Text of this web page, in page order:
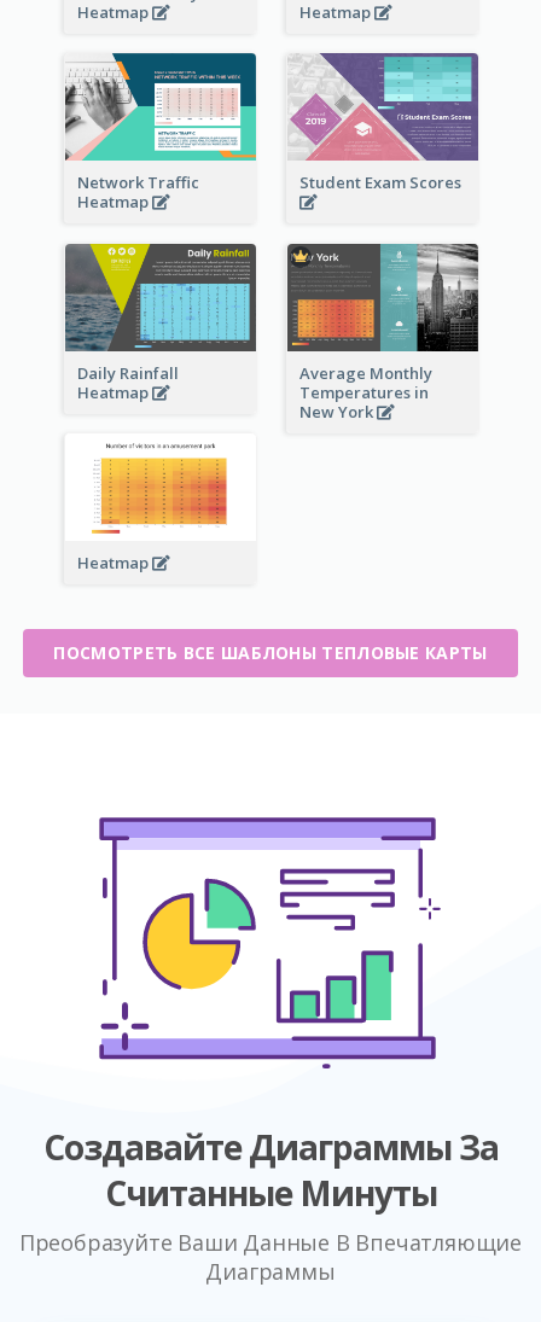
Heatmap
Heatmap
Network Traffic
Heatmap
Student Exam Scores
Daily Rainfall
Heatmap
Average Monthly
Temperatures in
New York
Heatmap
ПОСМОТРЕТЬ ВСЕ ШАБЛОНЫ ТЕПЛОВЫЕ КАРТЫ
Создавайте Диаграммы За
Считанные Минуты
Преобразуйте Ваши Данные В Впечатляющие
Диаграммы